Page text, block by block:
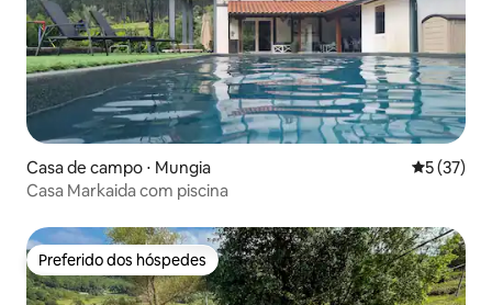
Casa de campo ⋅ Mungia 5 de uma
5 (37)
Casa Markaida com piscina
Preferido dos hóspedes
Preferido dos hóspedes